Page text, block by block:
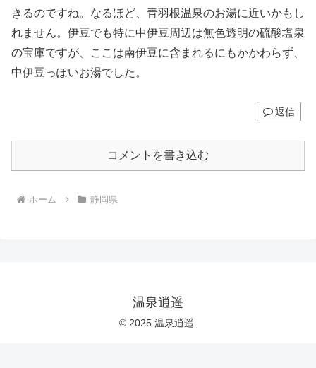
きるのですね。なるほど、青羽根温泉のお湯に近いかもし
れません。伊豆でも特に中伊豆周辺は無色透明の硫酸塩泉
の宝庫ですが、ここは南伊豆に含まれるにもかかわらず、
中伊豆っぽいお湯でした。
返信
コメントを書き込む
ホーム 静岡県
温泉逍遥
© 2025 温泉逍遥.